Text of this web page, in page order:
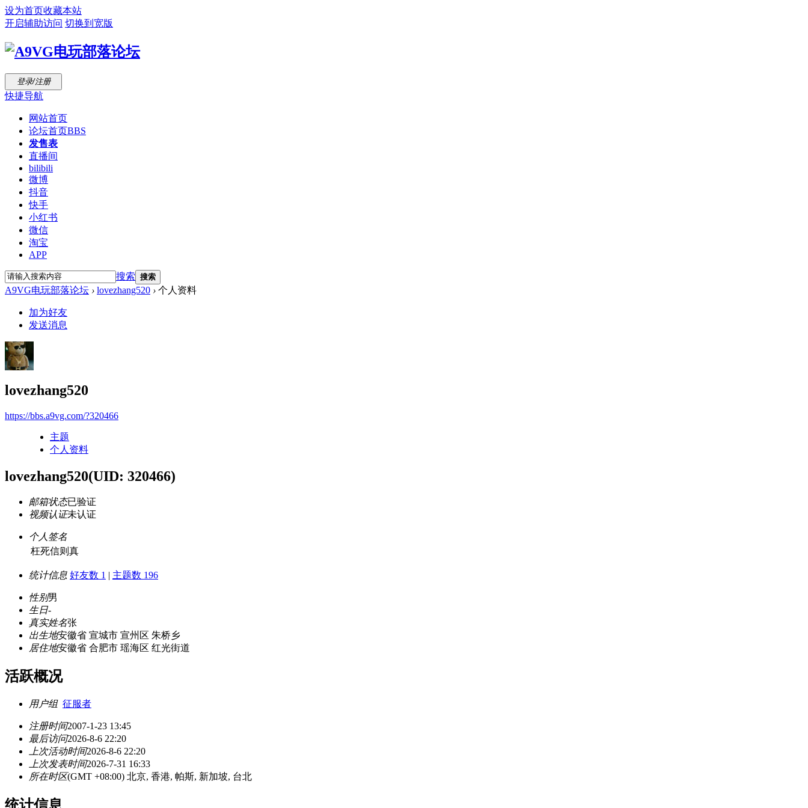
设为首页收藏本站
开启辅助访问 切换到宽版
登录/注册
快捷导航
网站首页
论坛首页BBS
发售表
直播间
bilibili
微博
抖音
快手
小红书
微信
淘宝
APP
搜索 搜索
A9VG电玩部落论坛 › lovezhang520 › 个人资料
加为好友
发送消息
lovezhang520
https://bbs.a9vg.com/?320466
主题
个人资料
lovezhang520(UID: 320466)
邮箱状态已验证
视频认证未认证
个人签名
枉死信则真
统计信息 好友数 1 | 主题数 196
性别男
生日-
真实姓名张
出生地安徽省 宣城市 宣州区 朱桥乡
居住地安徽省 合肥市 瑶海区 红光街道
活跃概况
用户组 征服者
注册时间2007-1-23 13:45
最后访问2026-8-6 22:20
上次活动时间2026-8-6 22:20
上次发表时间2026-7-31 16:33
所在时区(GMT +08:00) 北京, 香港, 帕斯, 新加坡, 台北